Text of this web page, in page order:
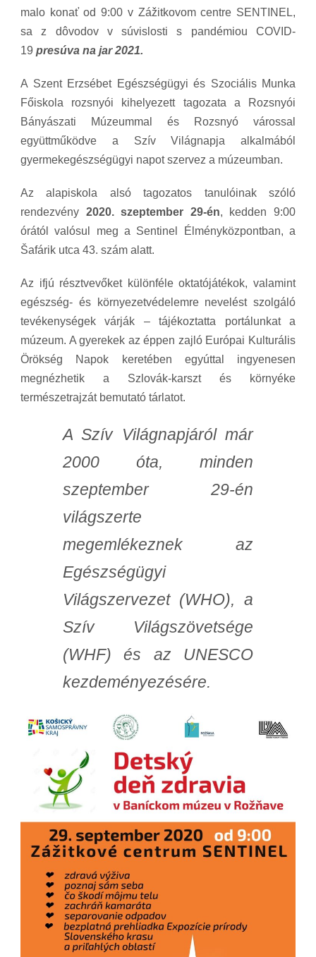
malo konať od 9:00 v Zážitkovom centre SENTINEL,
sa z dôvodov v súvislosti s pandémiou COVID-
19 presúva na jar 2021.
A Szent Erzsébet Egészségügyi és Szociális Munka
Főiskola rozsnyói kihelyezett tagozata a Rozsnyói
Bányászati Múzeummal és Rozsnyó várossal
együttműködve a Szív Világnapja alkalmából
gyermekegészségügyi napot szervez a múzeumban.
Az alapiskola alsó tagozatos tanulóinak szóló
rendezvény 2020. szeptember 29-én, kedden 9:00
órától valósul meg a Sentinel Élményközpontban, a
Šafárik utca 43. szám alatt.
Az ifjú résztvevőket különféle oktatójátékok, valamint
egészség- és környezetvédelemre nevelést szolgáló
tevékenységek várják – tájékoztatta portálunkat a
múzeum. A gyerekek az éppen zajló Európai Kulturális
Örökség Napok keretében egyúttal ingyenesen
megnézhetik a Szlovák-karszt és környéke
természetrajzát bemutató tárlatot.
A Szív Világnapjáról már
2000 óta, minden
szeptember 29-én
világszerte
megemlékeznek az
Egészségügyi
Világszervezet (WHO), a
Szív Világszövetsége
(WHF) és az UNESCO
kezdeményezésére.